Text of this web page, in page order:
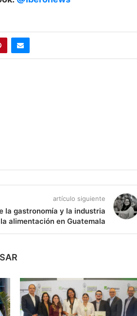
artículo siguiente
la gastronomía y la industria
alimentación en Guatemala